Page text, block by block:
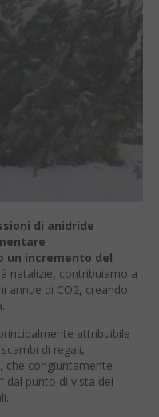
di anidride
un incremento del
natalizie, contribuiamo a
annue di CO2, creando
attribuibile
di regali,
che congiuntamente
dal punto di vista dei